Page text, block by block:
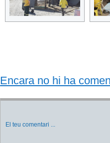
Encara no hi ha
El teu comentari ...